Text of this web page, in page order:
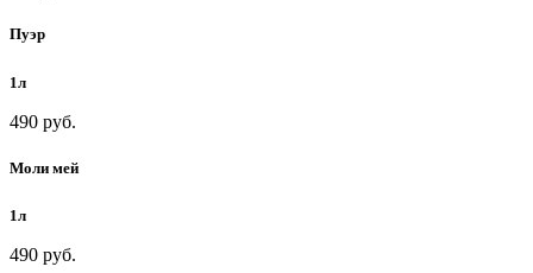
Пуэр
1л
490 руб.
Моли мей
1л
490 руб.